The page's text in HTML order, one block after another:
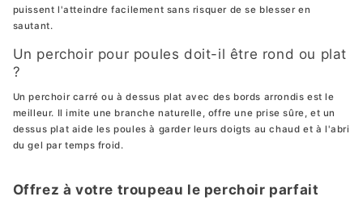
puissent l'atteindre facilement sans risquer de se blesser en
sautant.
Un perchoir pour poules doit-il être rond ou plat
?
Un perchoir carré ou à dessus plat avec des bords arrondis est le
meilleur. Il imite une branche naturelle, offre une prise sûre, et un
dessus plat aide les poules à garder leurs doigts au chaud et à l'abri
du gel par temps froid.
Offrez à votre troupeau le perchoir parfait